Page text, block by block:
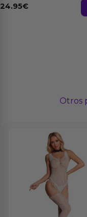
24.95€
Otros